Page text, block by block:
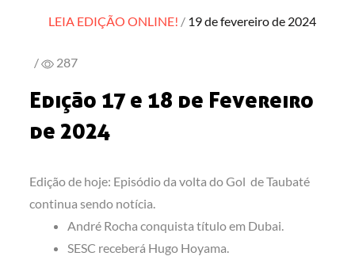
LEIA EDIÇÃO ONLINE! Posted
19 de fevereiro de 2024
/ 287
Edição 17 e 18 de Fevereiro
de 2024
Edição de hoje: Episódio da volta do Gol de Taubaté
continua sendo notícia.
André Rocha conquista título em Dubai.
SESC receberá Hugo Hoyama.